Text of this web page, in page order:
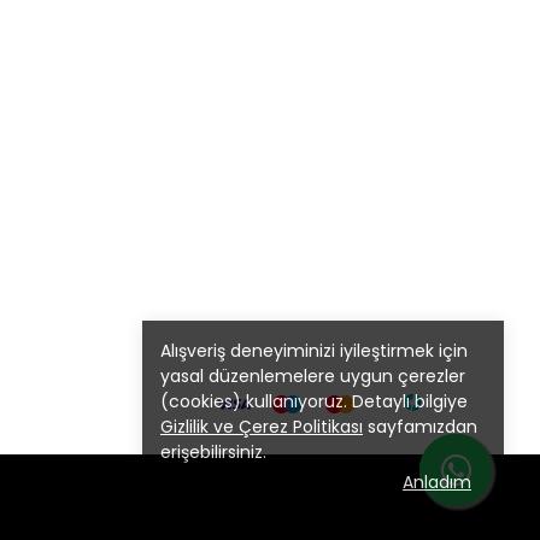
Alışveriş deneyiminizi iyileştirmek için
yasal düzenlemelere uygun çerezler
(cookies) kullanıyoruz. Detaylı bilgiye
Gizlilik ve Çerez Politikası sayfamızdan
erişebilirsiniz.
Anladım